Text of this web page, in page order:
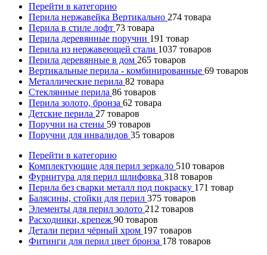
Перейти в категорию
Перила нержавейка Вертикально 274 товара
Перила в стиле лофт 73 товара
Перила деревянные поручни 191 товар
Перила из нержавеющей стали 1037 товаров
Перила деревянные в дом 265 товаров
Вертикальные перила - комбинированные 69 товаров
Металлические перила 82 товара
Стеклянные перила 86 товаров
Перила золото, бронза 62 товара
Детские перила 27 товаров
Поручни на стены 59 товаров
Поручни для инвалидов 35 товаров
Перейти в категорию
Комплектующие для перил зеркало 510 товаров
Фурнитура для перил шлифовка 318 товаров
Перила без сварки металл под покраску 171 товар
Балясины, стойки для перил 375 товаров
Элементы для перил золото 212 товаров
Расходники, крепеж 90 товаров
Детали перил чёрный хром 197 товаров
Фитинги для перил цвет бронза 178 товаров